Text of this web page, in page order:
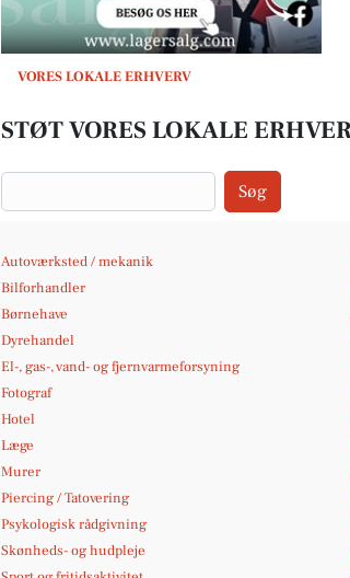
VORES LOKALE ERHVERV
STØT VORES LOKALE
Søg
Autoværksted / mekanik
Bilforhandler
Børnehave
Dyrehandel
El-, gas-, vand- og fjernvarmeforsyning
Fotograf
Hotel
Læge
Murer
Piercing / Tatovering
Psykologisk rådgivning
Skønheds- og hudpleje